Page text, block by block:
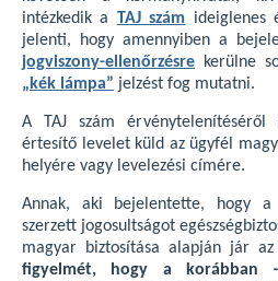
intézkedik a TAJ szám ideiglenes
jelenti, hogy amennyiben a
jogviszony-ellenőrzésre kerülne
„kék lámpa” jelzést fog mutatni.
A TAJ szám érvénytelenítéséről
értesítő levelet küld az ügyfél
helyére vagy levelezési címére.
Annak, aki bejelentette, hogy
szerzett jogosultságot
magyar biztosítása alapján jár
figyelmét, hogy a korábban